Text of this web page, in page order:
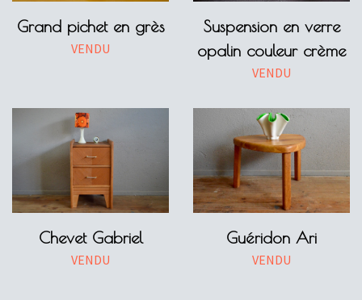
Grand pichet en grès
VENDU
Suspension en verre
opalin couleur crème
VENDU
Chevet Gabriel
VENDU
Guéridon Ari
VENDU